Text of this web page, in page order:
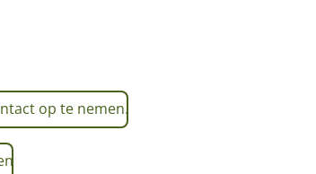
op te nemen.